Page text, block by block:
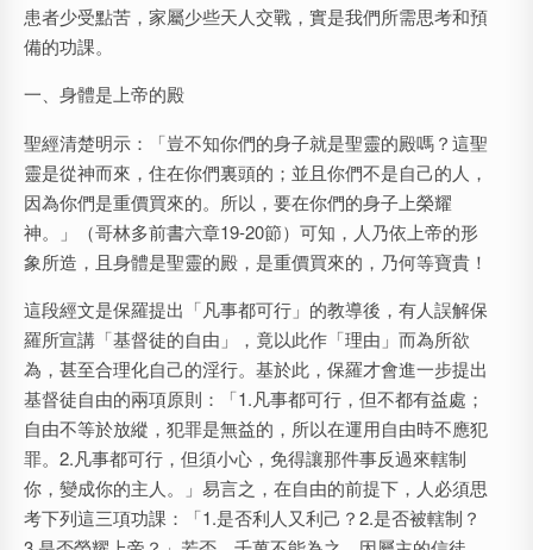
患者少受點苦，家屬少些天人交戰，實是我們所需思考和預
備的功課。
一、身體是上帝的殿
聖經清楚明示：「豈不知你們的身子就是聖靈的殿嗎？這聖
靈是從神而來，住在你們裏頭的；並且你們不是自己的人，
因為你們是重價買來的。所以，要在你們的身子上榮耀
神。」（哥林多前書六章19-20節）可知，人乃依上帝的形
象所造，且身體是聖靈的殿，是重價買來的，乃何等寶貴！
這段經文是保羅提出「凡事都可行」的教導後，有人誤解保
羅所宣講「基督徒的自由」，竟以此作「理由」而為所欲
為，甚至合理化自己的淫行。基於此，保羅才會進一步提出
基督徒自由的兩項原則：「1.凡事都可行，但不都有益處；
自由不等於放縱，犯罪是無益的，所以在運用自由時不應犯
罪。2.凡事都可行，但須小心，免得讓那件事反過來轄制
你，變成你的主人。」易言之，在自由的前提下，人必須思
考下列這三項功課：「1.是否利人又利己？2.是否被轄制？